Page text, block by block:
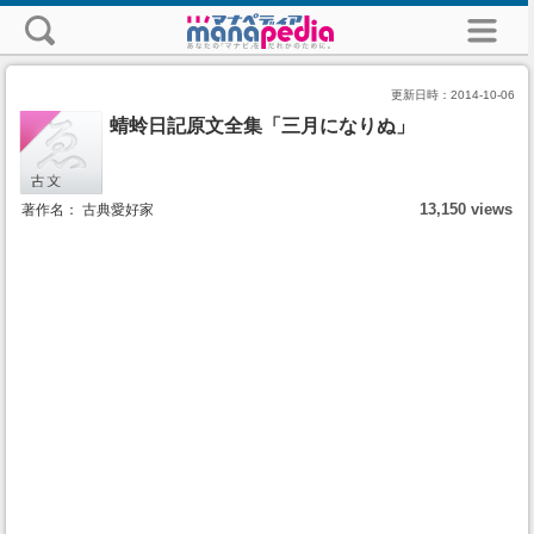
更新日時： 2014-10-06
蜻蛉日記原文全集「三月になりぬ」
著作名： 古典愛好家 13,150 views